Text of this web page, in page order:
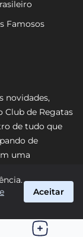
Famosos
novidades,
Club de Regatas
de tudo que
de
uma
do Vasco
Aceitar